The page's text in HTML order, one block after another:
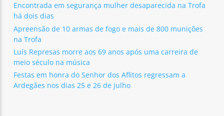
Encontrada em segurança mulher desaparecida na Trofa
há dois dias
Apreensão de 10 armas de fogo e mais de 800 munições
na Trofa
Luís Represas morre aos 69 anos após uma carreira de
meio século na música
Festas em honra do Senhor dos Aflitos regressam a
Ardegães nos dias 25 e 26 de julho